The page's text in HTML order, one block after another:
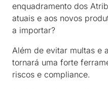
enquadramento dos
atuais e aos novos
a importar?
Além de evitar multas e
tornará uma forte
riscos e compliance.